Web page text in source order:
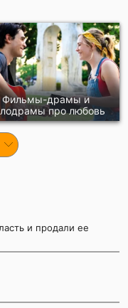
Фильмы-драмы и
про любовь
и продали ее